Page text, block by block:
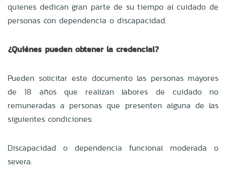
quienes dedican gran parte de su tiempo al cuidado de
personas con dependencia o discapacidad.
¿Quiénes pueden obtener la credencial?
Pueden solicitar este documento las personas mayores
de 18 años que realizan labores de cuidado no
remuneradas a personas que presenten alguna de las
siguientes condiciones:
Discapacidad o dependencia funcional moderada o
severa.